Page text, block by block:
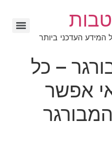
המידע העדכני ביותר
– כל
אפשר